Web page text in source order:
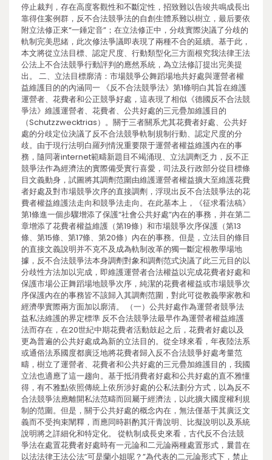
停止裁判，存在高度客觀性和不斷定性，招致難以告竣共鳴成長出
靠得住案例群，反不合法競爭法的自創生體系難以樹立，最后要依
附立法修正來“一錘定音”；在立法修正中，分歧實際決議了分歧的
軌制完美思緒，此次修法爭議即表現了兩種不合的延續。基于此，
本文將從立法目標、認定尺度、行動類型化三方面根究我法律王法
公法上不合法競爭行動評判的應然系統，為立法修訂提出完美提
出。 二、立法目標廓清：市場競爭公舞蹈場地共好處與運營者權
益維護目的的內涵同一 《反不合法競爭法》第1條明白其旨在維護
運營者、花費者和公正競爭好處，這表現了相似《德國反不合法競
爭法》維護運營者、花費者、公共好處的三元疊加維護目的
（Schutzzwecktrias）。關于三者關系尤其花費者好處、公共好
處的分歧定位決議了反不合法競爭軌制規制行動、認定尺度的分
歧。由于現行法明白羅列情況重要限于運營者權益維護內在的事
務，隨同著internet範疇新題目不竭涌現、立法調劑乏力，反不正
競爭法作為經濟法的實際備受實行喜愛，司法及行政部分從目標條
目文義動身，試圖將其調劑范圍由維護運營者權益擴大至維護花費
者好處及對市場競爭次序的直接調劑，浮現出反不合法競爭法的花
費者權益維護法走向和競爭法走向。在此基本上，《征求看法稿》
第1條進一個步驟增添了保護“社會公共好處”內在的事務，并在第二
章增添了花費者權益維護（第19條）和市場競爭次序保護（第13
條、第15條、第17條、第20條）內在的事務。但是，立法目的條目
的直接文義說明并不克不及成為軌制改革的獨一斷定根教學場地
據，反不合法競爭法本身調劑對象和調劑范式決議了此三元目的以
分歧性方法加以完成，即維護運營者合法權益以完成花費者好處和
保護市場公正舞蹈場地競爭次序，純潔的花費者權益或市場競爭次
序保護內在的事務皆不該歸入其調劑范圍，對此可從教義學家教和
經濟學實際兩方面加以廓清。 （一）公共好處作為運營者競爭法
益私法維護的界定標準 反不合法競爭法最早作為運營者權益維護
法而存在，在20世紀中期花費者活動鼓起之后，花費者好處以及
更為普遍的公共好處成為新的立法目的。從全球來看，年夜陸法系
或通俗法系國度都廣泛地將花費者歸入反不合法競爭好處考量范
疇，樹立了運營者、花費者和公共好處的三元疊加維護目的，我國
立法也適應了這一趨向。基于抵消費者好處和公共好處的直不雅懂
得，有不雅點依照傳統上依所涉好處的公私法劃分方式，以為反不
合法競爭法應離開私法范疇而回屬于經濟法，以此擴大國度權利規
制的范圍。但是，關于公共好處的概念內在，無法僅基于其廣泛文
義而不受拘束闡釋，而應同時斟酌其汗青說明、比擬說明以及系統
說明將之詳細化和特定化。 從軌制成長史來看，古代反不合法競
爭法在處置花費者好處時有一元論和二元論兩種處置形式，曩昔在
以法法律王法公法“可是蘭小姐呢？”為代表的二元論形式下，禁止